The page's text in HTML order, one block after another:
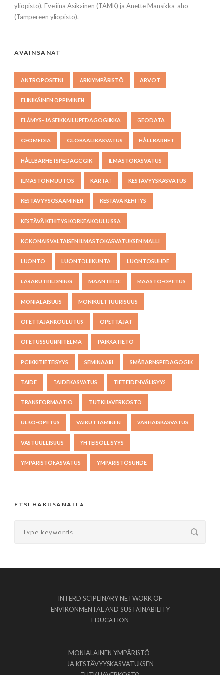
yliopisto), Eveliina Asikainen (TAMK) ja Anette Mansikka-aho
(Tampereen yliopisto).
AVAINSANAT
ANTROPOSEENI ARKIYMPÄRISTÖ ARVOT
ELINIKÄINEN OPPIMINEN
ELÄMYS- JA SEIKKAILUPEDAGOGIIKKA GEODATA
GEOMEDIA GLOBAALIKASVATUS HÅLLBARHET
HÅLLBARHETSPEDAGOGIK ILMASTOKASVATUS
ILMASTONMUUTOS KARTAT KESTÄVYYSKASVATUS
KESTÄVYYSOSAAMINEN KESTÄVÄ KEHITYS
KESTÄVÄ KEHITYS KORKEAKOULUISSA
KOKONAISVALTAISEN ILMASTOKASVATUKSEN MALLI
LUONTO LUONTOLIIKUNTA LUONTOSUHDE
LÄRARUTBILDNING MAANTIEDE MAASTO-OPETUS
MONIALAISUUS MONIKULTTUURISUUS
OPETTAJANKOULUTUS OPETTAJAT
OPETUSSUUNNITELMA PAIKKATIETO
POIKKITIETEISYYS SEMINAARI SMÅBARNSPEDAGOGIK
TAIDE TAIDEKASVATUS TIETEIDENVÄLISYYS
TRANSFORMAATIO TUTKIJAVERKOSTO
ULKO-OPETUS VAIKUTTAMINEN VARHAISKASVATUS
VASTUULLISUUS YHTEISÖLLISYYS
YMPÄRISTÖKASVATUS YMPÄRISTÖSUHDE
ETSI HAKUSANALLA
INTERDISCIPLINARY NETWORK OF
ENVIRONMENTAL AND SUSTAINABILITY
EDUCATION
MONIALAINEN YMPÄRISTÖ-
JA KESTÄVYYSKASVATUKSEN